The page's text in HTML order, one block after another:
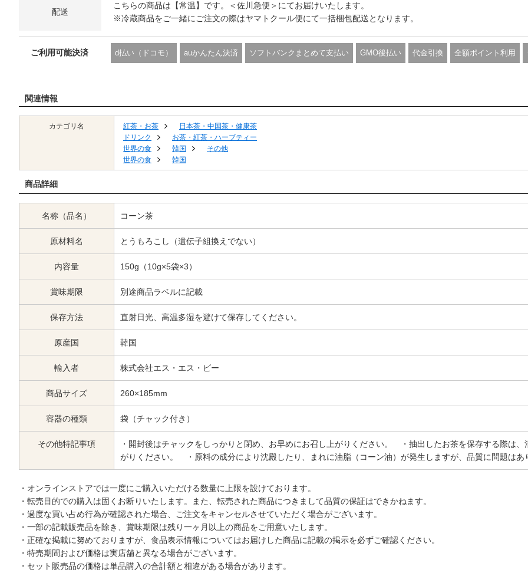
配送
こちらの商品は【常温】です。＜佐川急便＞にてお届けいたします。
※冷蔵商品をご一緒にご注文の際はヤマトクール便にて一括梱包配送となります。
ご利用可能決済 d払い（ドコモ） auかんたん決済 ソフトバンクまとめて支払い GMO後払い 代金引換 全額ポイント利用
関連情報
カテゴリ名 紅茶・お茶
日本茶・中国茶・健康茶
ドリンク
お茶・紅茶・ハーブティー
世界の食
韓国
その他
世界の食
韓国
商品詳細
名称（品名） コーン茶
原材料名 とうもろこし（遺伝子組換えでない）
内容量 150g（10g×5袋×3）
賞味期限 別途商品ラベルに記載
保存方法 直射日光、高温多湿を避けて保存してください。
原産国 韓国
輸入者 株式会社エス・エス・ビー
商品サイズ 260×185mm
容器の種類 袋（チャック付き）
その他特記事項
・開封後はチャックをしっかりと閉め、お早めにお召し上がりください。 ・抽出したお茶を保存する際は
がりください。 ・原料の成分により沈殿したり、まれに油脂（コーン油）が発生しますが、品質に問題はあ
・オンラインストアでは一度にご購入いただける数量に上限を設けております。
・転売目的での購入は固くお断りいたします。また、転売された商品につきまして品質の保証はできかねます。
・過度な買い占め行為が確認された場合、ご注文をキャンセルさせていただく場合がございます。
・一部の記載販売品を除き、賞味期限は残り一ヶ月以上の商品をご用意いたします。
・正確な掲載に努めておりますが、食品表示情報についてはお届けした商品に記載の掲示を必ずご確認ください。
・特売期間および価格は実店舗と異なる場合がございます。
・セット販売品の価格は単品購入の合計額と相違がある場合があります。